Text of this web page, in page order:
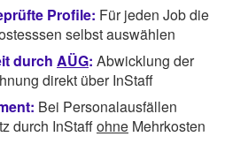
Profile: Für jeden Job die
selbst auswählen
durch AÜG: Abwicklung der
direkt über InStaff
Bei Personalausfällen
durch InStaffohne Mehrkosten